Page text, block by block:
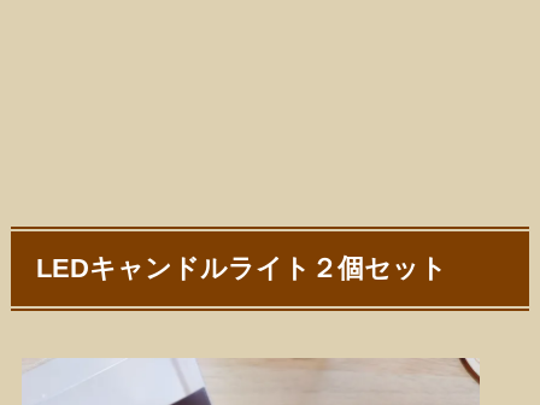
LEDキャンドルライト２個セット